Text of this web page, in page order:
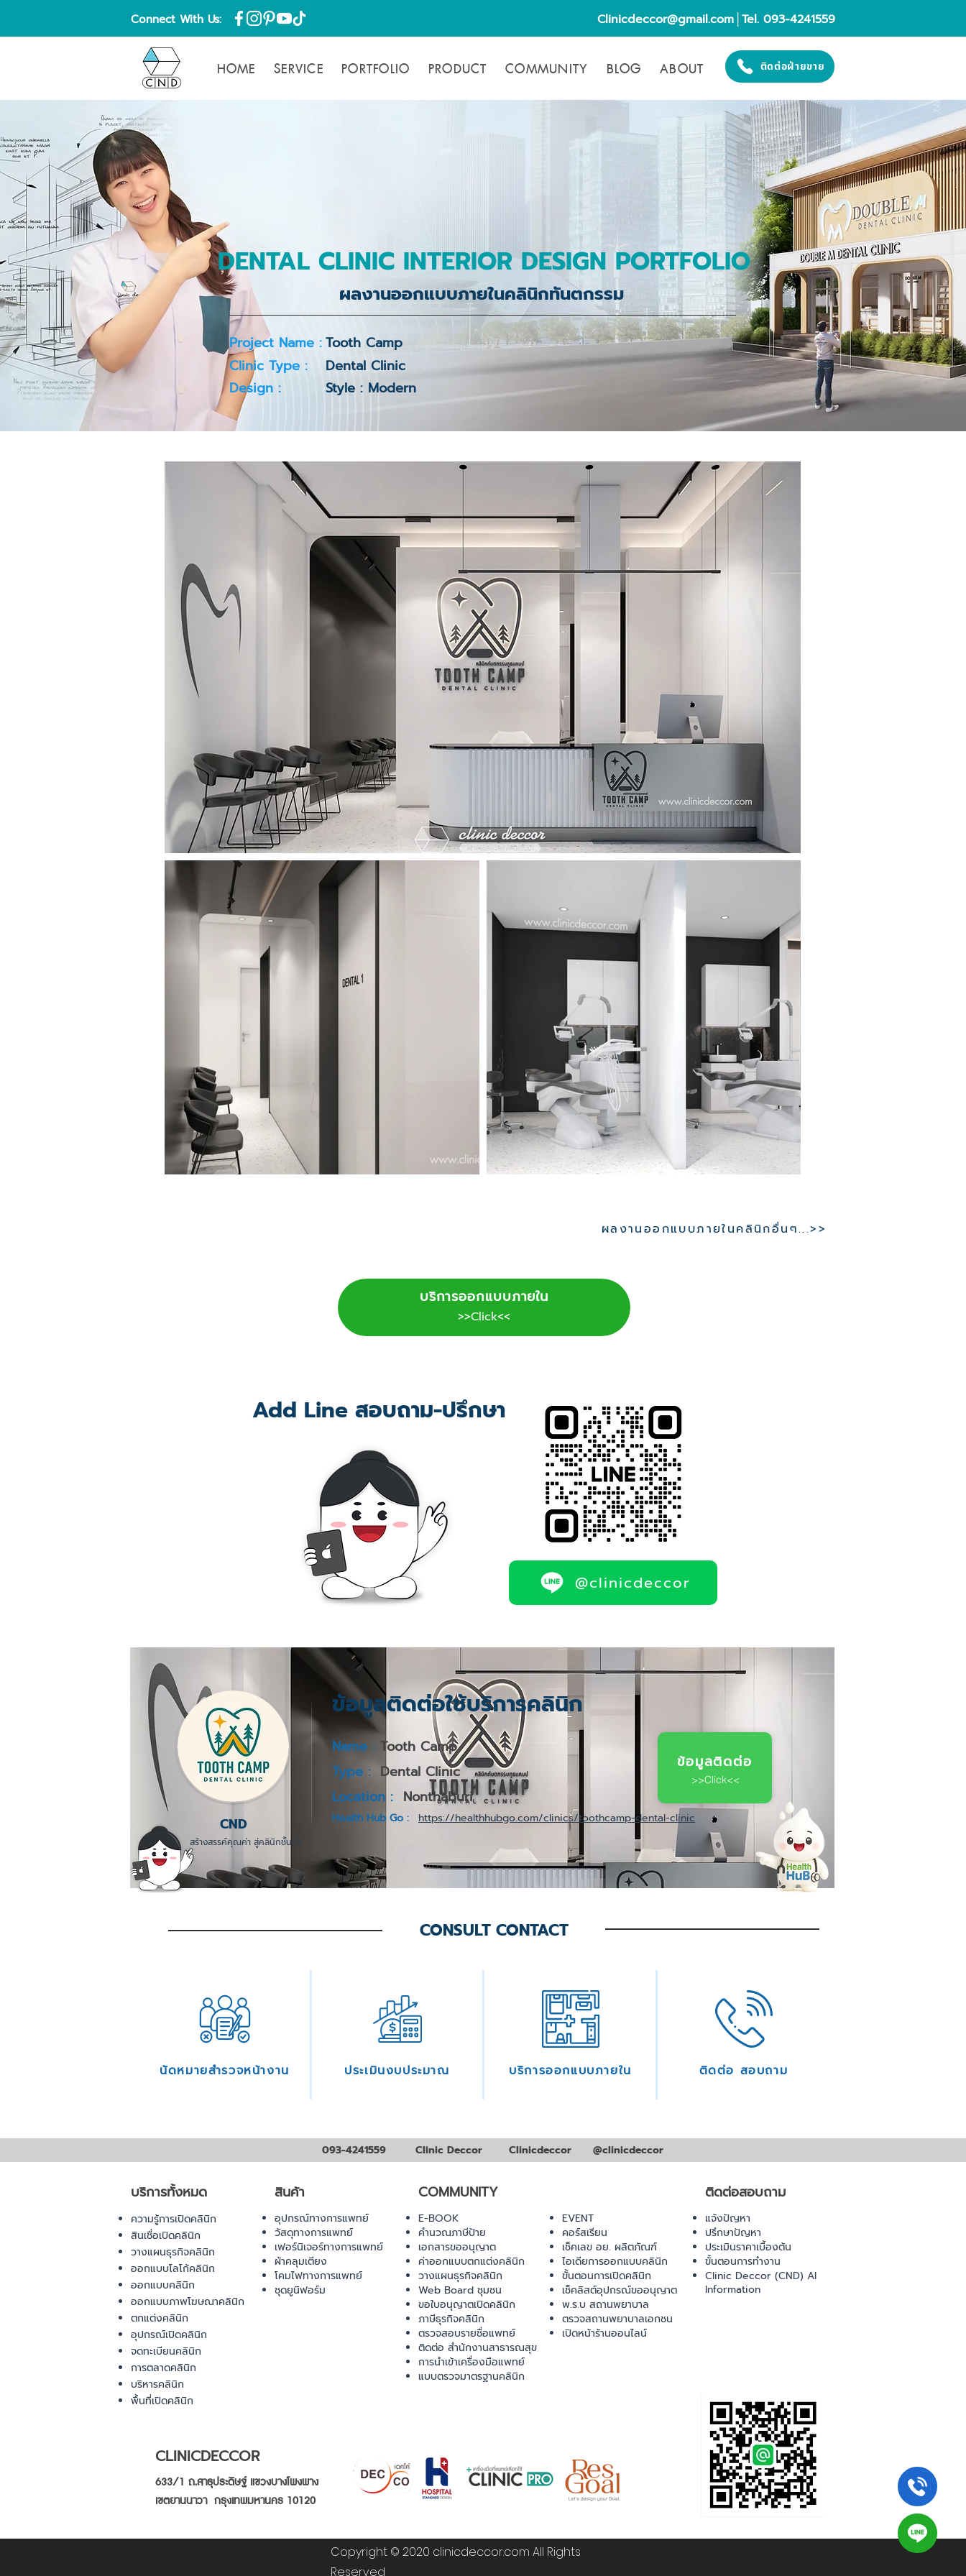
Connect With Us: Clinicdeccor@gmail.com │Tel. 093-4241559
HOME SERVICE PORTFOLIO PRODUCT COMMUNITY BLOG ABOUT ติดต่อฝ่ายขาย
DENTAL CLINIC INTERIOR DESIGN PORTFOLIO
ผลงานออกแบบภายในคลินิกทันตกรรม
Project Name :Tooth Camp
Clinic Type :
Dental Clinic
Design :
Style : Modern
ผลงานออกแบบภายในคลินิกอื่นๆ...>>
บริการออกแบบภายใน
>>Click<<
@clinicdeccor
Add Line สอบถาม-ปรึกษา
CND
ข้อมูลติดต่อใช้บริการคลินิก
Name : Tooth Camp
Type : Dental Clinic
Location : Nonthaburi
ข้อมูลติดต่อ
>>Click<<
Health Hub Go : https://healthhubgo.com/clinics/toothcamp-dental-clinic
สร้างสรรค์คุณค่า สู่คลินิกชั้นนำ
CONSULT CONTACT
นัดหมายสำรวจหน้างาน ประเมินงบประมาณ บริการออกแบบภายใน ติดต่อ สอบถาม
093-4241559 Clinic Deccor Clinicdeccor @clinicdeccor
บริการทั้งหมด
ความรู้การเปิดคลินิก
สินเชื่อเปิดคลินิก
วางแผนธุรกิจคลินิก
ออกแบบโลโก้คลินิก
ออกแบบคลินิก
ออกแบบภาพโฆษณาคลินิก
ตกแต่งคลินิก
อุปกรณ์เปิดคลินิก
จดทะเบียนคลินิก
การตลาดคลินิก
บริหารคลินิก
พื้นที่เปิดคลินิก
สินค้า
อุปกรณ์ทางการแพทย์
วัสดุทางการแพทย์
เฟอร์นิเจอร์ทางการแพทย์
ผ้าคลุมเตียง
โคมไฟทางการแพทย์
ชุดยูนิฟอร์ม
COMMUNITY
E-BOOK
คำนวณภาษีป้าย
เอกสารขออนุญาต
ค่าออกแบบตกแต่งคลินิก
วางแผนธุรกิจคลินิก
Web Board ชุมชน
ขอใบอนุญาตเปิดคลินิก
ภาษีธุรกิจคลินิก
ตรวจสอบรายชื่อแพทย์
ติดต่อ สำนักงานสาธารณสุข
การนำเข้าเครื่องมือแพทย์
แบบตรวจมาตรฐานคลินิก
CLINICDECCOR
633/1 ถ.สาธุประดิษฐ์ แขวงบางโพงพาง
เขตยานนาวา กรุงเทพมหานคร 10120
ติดต่อสอบถาม
EVENT
คอร์สเรียน
เช็คเลข อย. ผลิตภัณฑ์
ไอเดียการออกแบบคลินิก
ขั้นตอนการเปิดคลินิก
เช็คลิสต์อุปกรณ์ขออนุญาต
พ.ร.บ สถานพยาบาล
ตรวจสถานพยาบาลเอกชน
เปิดหน้าร้านออนไลน์
แจ้งปัญหา
ปรึกษาปัญหา
ประเมินราคาเบื้องต้น
ขั้นตอนการทำงาน
Clinic Deccor (CND) AI
Information
Copyright © 2020 clinicdeccor.com All Rights
Reserved